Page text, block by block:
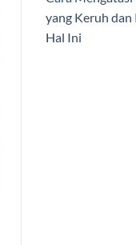
yang Keruh dan
Hal Ini